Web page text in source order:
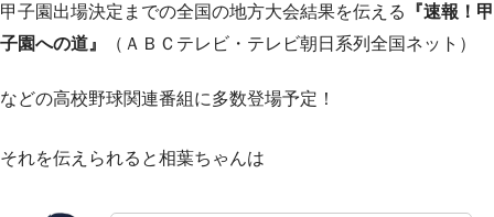
甲子園出場決定までの全国の地方大会結果を伝える
『速報！甲
子園への道』
（ＡＢＣテレビ・テレビ朝日系列全国ネット）
などの高校野球関連番組に多数登場予定！
それを伝えられると相葉ちゃんは